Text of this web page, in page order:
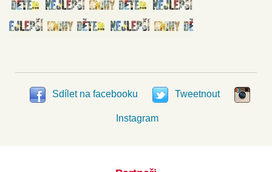
Sdílet na facebooku Tweetnout
Instagram